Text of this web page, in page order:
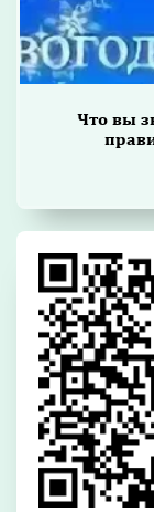
Что вы